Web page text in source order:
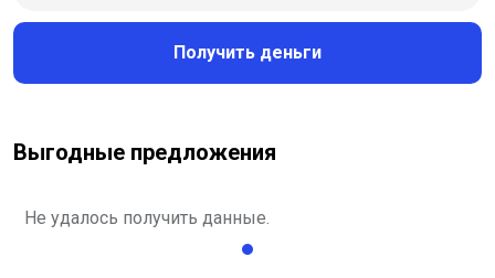
Получить деньги
Выгодные предложения
Не удалось получить данные.